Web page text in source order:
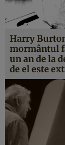
Harry
mormântul
un an de la
de el este